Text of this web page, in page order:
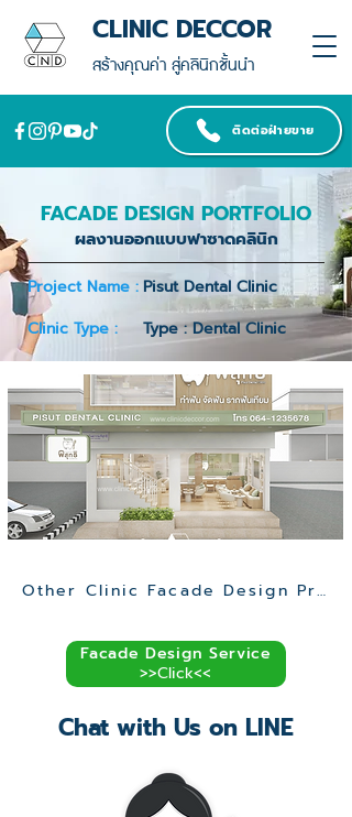
สร้างคุณค่า สู่คลินิกชั้นนำ
CLINIC DECCOR
ติดต่อฝ่ายขาย
FACADE DESIGN PORTFOLIO
ผลงานออกแบบฟาซาดคลินิก
Project Name : Pisut Dental Clinic
Clinic Type :
Type : Dental Clinic
Other Clinic Facade Design Projects >>
Facade Design Service
>>Click<<
Chat with Us on LINE